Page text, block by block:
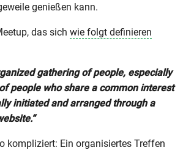
genießen kann.
das sich wie folgt definieren
gathering of people, especially
people who share a common interest
initiated and arranged through a
kompliziert: Ein organisiertes Treffen